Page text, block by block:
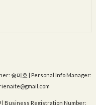
송미호 | Personal Info Manager:
| Business Registration Number: